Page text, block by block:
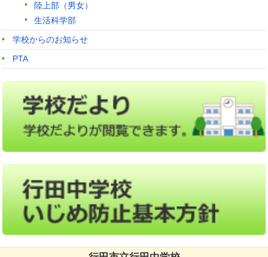
陸上部（男女）
生活科学部
学校からのお知らせ
PTA